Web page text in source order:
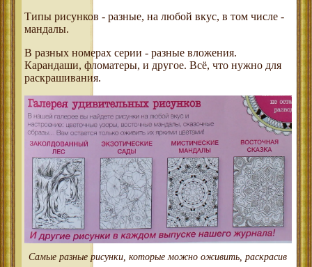
Типы рисунков - разные, на любой вкус, в том числе -
мандалы.
В разных номерах серии - разные вложения.
Карандаши, фломатеры, и другое. Всё, что нужно для
раскрашивания.
Самые разные рисунки, которые можно оживить, раскрасив